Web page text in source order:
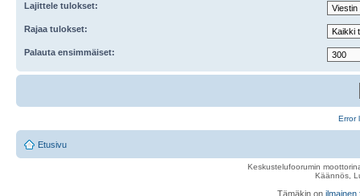
Lajittele tulokset:
Rajaa tulokset:
Palauta ensimmäiset:
Error
Etusivu
Keskustelufoorumin
Käännös,
Tämäkin on ilmainen